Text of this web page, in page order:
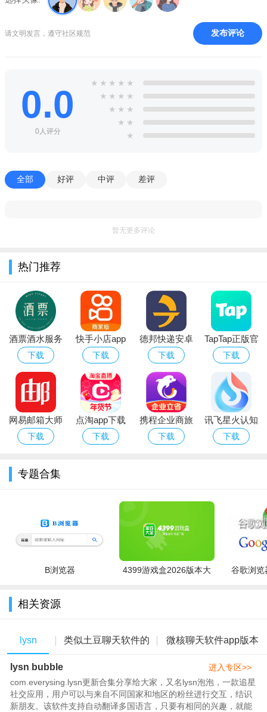
5.lysn怎么和爱豆聊天
有内容都是私密的，不允许外传的。
6.lysn泡泡怎么退订
在到期日之前先取消自动续订(在Appstore个人中心订阅那一
如果忘记了到期前取消，那么也可以试试下面的方法
能够结识与我志趣相投的新朋友的聊天室
在公开聊天室畅聊你我的关注话题吧
在这里，即使不输入学校，职业，所在地等个人敏感信息，
只要拥有相同兴趣就能相识成为密友
社区
这里比世上任何社区都能更加自由地畅聊我的兴趣
还能通过推荐社区了解平时好奇领域的故事
您想分享哪些事情呢？
请在Lysn上确认必须了解的社区日程及信息。
无需一一去搜索！
在日历上确认只与你兴趣相关的日程吧。
信息员
在群聊室里，与指定朋友传达只属于两人的悄悄话
该聊天工具可以自动翻译成多国语言，只要有相同兴趣，就
能结交全世界的朋友
请文明发言，遵守社区规范 发布评论
0.0
0人评分
★ ★ ★ ★ ★
★ ★ ★ ★
★ ★ ★
★ ★
★
全部 好评 中评 差评
暂无更多评论
热门推荐
酒票酒水服务
app
下载
快手小店app
官方下载2026
下载
德邦快递安卓
版
下载
TapTap正版官
方下载最新版
本2026
下载
网易邮箱大师
安卓版
下载
点淘app下载
安装2026最新
下载
携程企业商旅
app下载2026
下载
讯飞星火认知
大模型app官
下载
专题合集
B浏览器
4399游戏盒2026版本大
谷歌浏览
相关资源
lysn
bubble
类似土豆聊天软件的 微核聊天软件app版本
大全
lysn bubble
com.everysing.lysn更新合集分享给大家，又名lysn泡泡，一款追星
社交应用，用户可以与来自不同国家和地区的粉丝进行交互，结识
新朋友。该软件支持自动翻译多国语言，只要有相同的兴趣，就能
进入专区>>